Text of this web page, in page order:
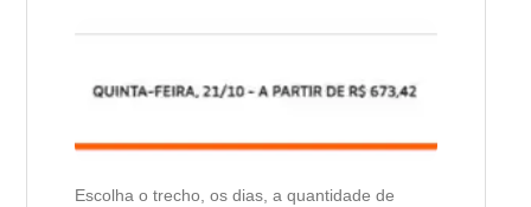
Escolha o trecho, os dias, a quantidade de